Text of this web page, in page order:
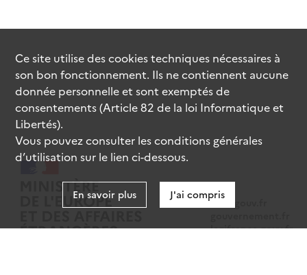
data.gouv.fr
legifrance.gouv.fr
Ce site utilise descookiestechniques nécessaires à
son bon fonctionnement. Ils ne contiennent aucune
donnée personnelle et sont exemptés de
consentements (Article 82 de la loi Informatique et
Libertés).
Vous pouvez consulter les conditions générales
d’utilisation sur le lien ci-dessous.
En savoir plus J'ai compris